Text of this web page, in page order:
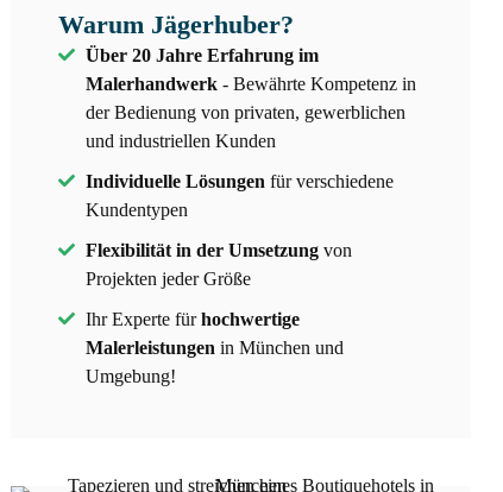
Warum Jägerhuber?
Über 20 Jahre Erfahrung im
Malerhandwerk- Bewährte Kompetenz in
der Bedienung von privaten, gewerblichen
und industriellen Kunden
Individuelle Lösungen für verschiedene
Kundentypen
Flexibilität in der Umsetzungvon
Projekten jeder Größe
Ihr Experte fürhochwertige
Malerleistungen in München und
Umgebung!